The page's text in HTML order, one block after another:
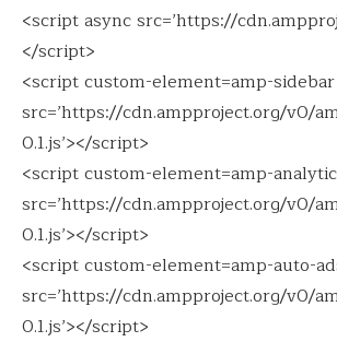
<script async src=’https://
</script>
<script custom-element=amp-
src=’https://cdn.ampproject.org/v0/
0.1.js’></script>
<script custom-element=amp-
src=’https://cdn.ampproject.org/v0/
0.1.js’></script>
<script custom-element=amp-auto-
src=’https://cdn.ampproject.org/v0/
0.1.js’></script>